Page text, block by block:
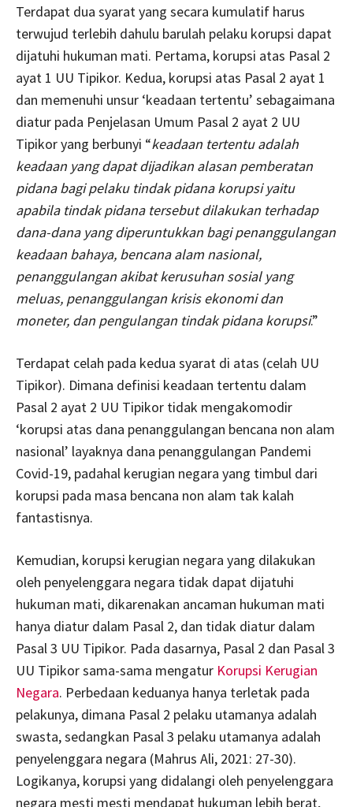
Terdapat dua syarat yang secara kumulatif harus
terwujud terlebih dahulu barulah pelaku korupsi dapat
dijatuhi hukuman mati. Pertama, korupsi atas Pasal 2
ayat 1 UU Tipikor. Kedua, korupsi atas Pasal 2 ayat 1
dan memenuhi unsur ‘keadaan tertentu’ sebagaimana
diatur pada Penjelasan Umum Pasal 2 ayat 2 UU
Tipikor yang berbunyi “keadaan tertentu adalah
keadaan yang dapat dijadikan alasan pemberatan
pidana bagi pelaku tindak pidana korupsi yaitu
apabila tindak pidana tersebut dilakukan terhadap
dana-dana yang diperuntukkan bagi penanggulangan
keadaan bahaya, bencana alam nasional,
penanggulangan akibat kerusuhan sosial yang
meluas, penanggulangan krisis ekonomi dan
moneter, dan pengulangan tindak pidana korupsi.”
Terdapat celah pada kedua syarat di atas (celah UU
Tipikor). Dimana definisi keadaan tertentu dalam
Pasal 2 ayat 2 UU Tipikor tidak mengakomodir
‘korupsi atas dana penanggulangan bencana non alam
nasional’ layaknya dana penanggulangan Pandemi
Covid-19, padahal kerugian negara yang timbul dari
korupsi pada masa bencana non alam tak kalah
fantastisnya.
Kemudian, korupsi kerugian negara yang dilakukan
oleh penyelenggara negara tidak dapat dijatuhi
hukuman mati, dikarenakan ancaman hukuman mati
hanya diatur dalam Pasal 2, dan tidak diatur dalam
Pasal 3 UU Tipikor. Pada dasarnya, Pasal 2 dan Pasal 3
UU Tipikor sama-sama mengatur Korupsi Kerugian
Negara. Perbedaan keduanya hanya terletak pada
pelakunya, dimana Pasal 2 pelaku utamanya adalah
swasta, sedangkan Pasal 3 pelaku utamanya adalah
penyelenggara negara (Mahrus Ali, 2021: 27-30).
Logikanya, korupsi yang didalangi oleh penyelenggara
negara mesti mesti mendapat hukuman lebih berat,